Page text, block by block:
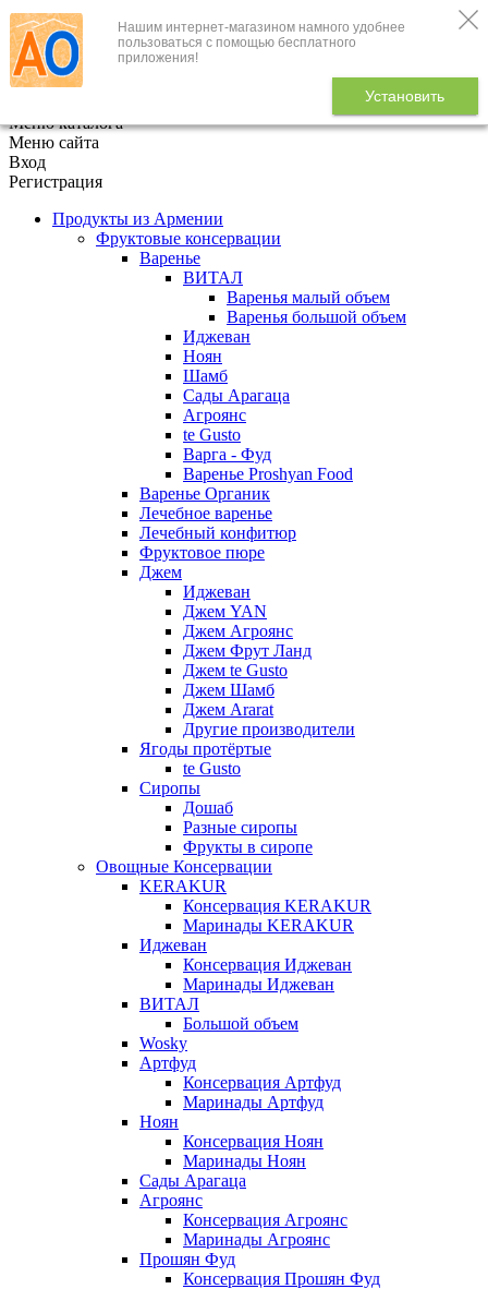
Нашим интернет-магазином намного удобнее
пользоваться с помощью бесплатного
приложения!
Установить
+7 (495) 646-888-1
В корзине
Меню каталога
Меню сайта
Вход
Регистрация
Продукты из Армении
Фруктовые консервации
Варенье
ВИТАЛ
Варенья малый объем
Варенья большой объем
Иджеван
Ноян
Шамб
Сады Арагаца
Агроянс
te Gusto
Варга - Фуд
Варенье Proshyan Food
Варенье Органик
Лечебное варенье
Лечебный конфитюр
Фруктовое пюре
Джем
Иджеван
Джем YAN
Джем Агроянс
Джем Фрут Ланд
Джем te Gusto
Джем Шамб
Джем Ararat
Другие производители
Ягоды протёртые
te Gusto
Сиропы
Дошаб
Разные сиропы
Фрукты в сиропе
Овощные Консервации
KERAKUR
Консервация KERAKUR
Маринады KERAKUR
Иджеван
Консервация Иджеван
Маринады Иджеван
ВИТАЛ
Большой объем
Wosky
Артфуд
Консервация Артфуд
Маринады Артфуд
Ноян
Консервация Ноян
Маринады Ноян
Сады Арагаца
Агроянс
Консервация Агроянс
Маринады Агроянс
Прошян Фуд
Консервация Прошян Фуд